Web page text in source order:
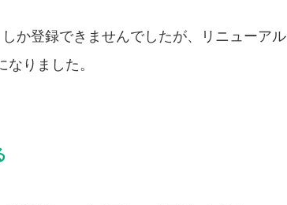
か登録できませんでしたが、リニューアル
りました。